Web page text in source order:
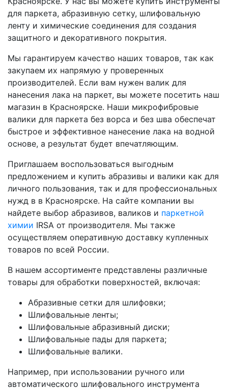
для паркета, абразивную сетку, шлифовальную
ленту и химические соединения для создания
защитного и декоративного покрытия.
Мы гарантируем качество наших товаров, так как
закупаем их напрямую у проверенных
производителей. Если вам нужен валик для
нанесения лака на паркет, вы можете посетить наш
магазин в Красноярске. Наши микрофибровые
валики для паркета без ворса и без шва обеспечат
быстрое и эффективное нанесение лака на водной
основе, а результат будет впечатляющим.
Приглашаем воспользоваться выгодным
предложением и купить абразивы и валики как для
личного пользования, так и для профессиональных
нужд в в Красноярске. На сайте компании вы
найдете выбор абразивов, валиков и паркетной
химии IRSA от производителя. Мы также
осуществляем оперативную доставку купленных
товаров по всей России.
В нашем ассортименте представлены различные
товары для обработки поверхностей, включая:
Абразивные сетки для шлифовки;
Шлифовальные ленты;
Шлифовальные абразивный диски;
Шлифовальные пады для паркета;
Шлифовальные валики.
Например, при использовании ручного или
автоматического шлифовального инструмента